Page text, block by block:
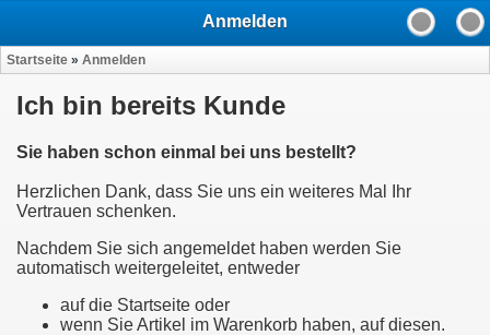
Anmelden
Startseite » Anmelden
Ich bin bereits Kunde
Sie haben schon einmal bei uns bestellt?
Herzlichen Dank, dass Sie uns ein weiteres Mal Ihr
Vertrauen schenken.
Nachdem Sie sich angemeldet haben werden Sie
automatisch weitergeleitet, entweder
auf die Startseite oder
wenn Sie Artikel im Warenkorb haben, auf diesen.